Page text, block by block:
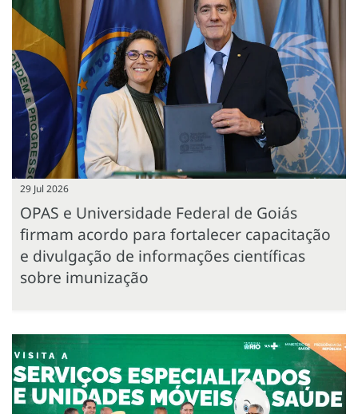
29 Jul 2026
OPAS e Universidade Federal de Goiás
firmam acordo para fortalecer capacitação
e divulgação de informações científicas
sobre imunização